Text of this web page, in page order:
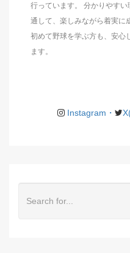
行っています。 分かりやす
通して、楽しみながら着実に
初めて野球を学ぶ方も、安心
ます。
Instagram・